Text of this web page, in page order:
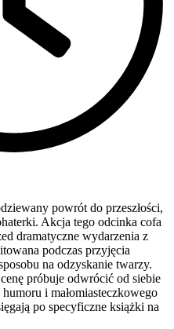
powrót do przeszłości,
Akcja tego odcinka cofa
dramatyczne wydarzenia z
podczas przyjęcia
na odzyskanie twarzy.
próbuje odwrócić od siebie
i małomiasteczkowego
po specyficzne książki na